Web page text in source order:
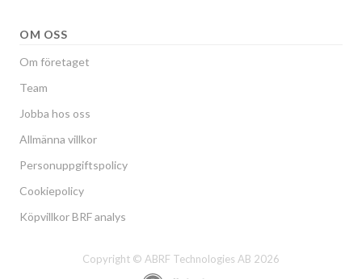
OM OSS
Om företaget
Team
Jobba hos oss
Allmänna villkor
Personuppgiftspolicy
Cookiepolicy
Köpvillkor BRF analys
Copyright © ABRF Technologies AB 2026